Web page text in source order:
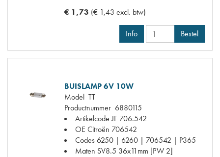
€ 1,73 (€ 1,43 excl. btw)
Info Bestel
BUISLAMP 6V 10W
Model TT
Productnummer 6880115
Artikelcode JF 706.542
OE Citroën 706542
Codes 6250 | 6260 | 706542 | P365
Maten SV8.5 36x11mm [PW 2]